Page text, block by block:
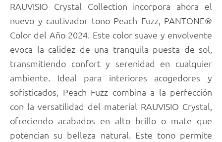
RAUVISIO Crystal Collection incorpora ahora el
nuevo y cautivador tono Peach Fuzz, PANTONE®
Color del Año 2024. Este color suave y envolvente
evoca la calidez de una tranquila puesta de sol,
transmitiendo confort y serenidad en cualquier
ambiente. Ideal para interiores acogedores y
sofisticados, Peach Fuzz combina a la perfección
con la versatilidad del material RAUVISIO Crystal,
ofreciendo acabados en alto brillo o mate que
potencian su belleza natural. Este tono permite